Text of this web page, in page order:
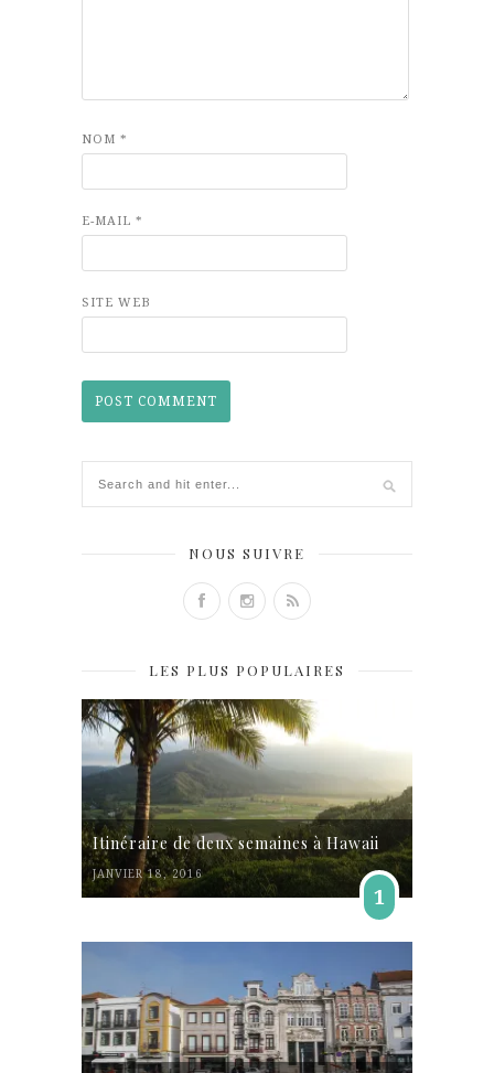
NOM *
E-MAIL *
SITE WEB
NOUS SUIVRE
LES PLUS POPULAIRES
Itinéraire de deux semaines à Hawaii
JANVIER 18, 2016
1